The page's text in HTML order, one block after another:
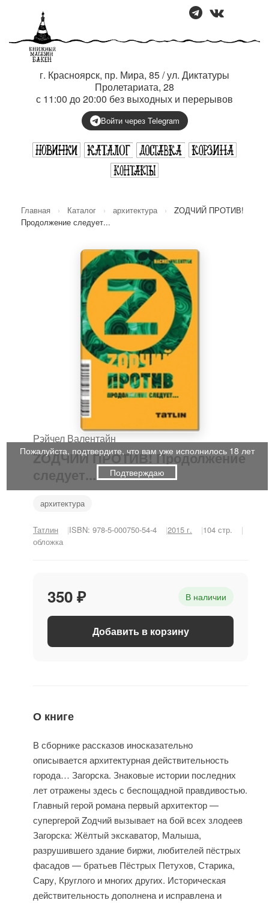
г. Красноярск, пр. Мира, 85 / ул. Диктатуры
Пролетариата, 28
с 11:00 до 20:00 без выходных и перерывов
Войти через Telegram
Главная › Каталог › архитектура ›
ZОДЧИЙ ПРОТИВ!
Продолжение следует...
Рэйчел Валентайн
ZОДЧИЙ ПРОТИВ! Продолжение
следует...
архитектура
Татлин ISBN: 978-5-000750-54-4 2015 г.
104 стр.
обложка
350 ₽ В наличии
Добавить в корзину
О книге
В сборнике рассказов иносказательно
описывается архитектурная действительность
города… Загорска. Знаковые истории последних
лет отражены здесь с беспощадной правдивостью.
Главный герой романа первый архитектор —
супергерой Zодчий вызывает на бой всех злодеев
Загорска: Жёлтый экскаватор, Малыша,
разрушившего здание биржи, любителей пёстрых
фасадов — братьев Пёстрых Петухов, Старика,
Сару, Круглого и многих других. Историческая
действительность дополнена и исправлена и
Пожалуйста, подтвердите, что вам уже исполнилось 18 лет
Подтверждаю